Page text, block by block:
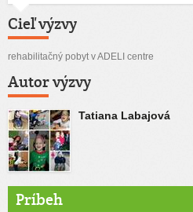
Cieľ výzvy
rehabilitačný pobyt v ADELI centre
Autor výzvy
Tatiana Labajová
Príbeh